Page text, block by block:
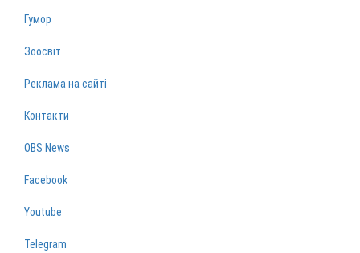
Гумор
Зоосвіт
Реклама на сайті
Контакти
OBS News
Facebook
Youtube
Telegram